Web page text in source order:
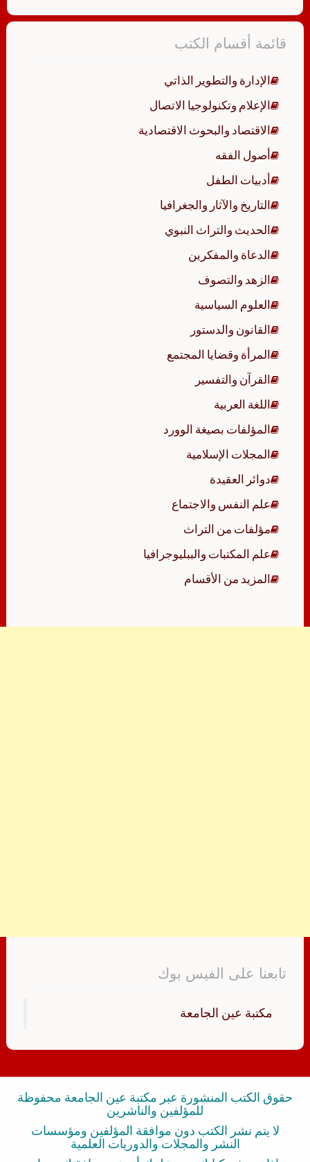
قائمة أقسام الكتب
الإدارة والتطوير الذاتي
الإعلام وتكنولوجيا الاتصال
الاقتصاد والبحوث الاقتصادية
أصول الفقه
أدبيات الطفل
التاريخ والآثار والجغرافيا
الحديث والتراث النبوي
الدعاة والمفكرين
الزهد والتصوف
العلوم السياسية
القانون والدستور
المرأة وقضايا المجتمع
القرآن والتفسير
اللغة العربية
المؤلفات بصيغة الوورد
المجلات الإسلامية
دوائر العقيدة
علم النفس والاجتماع
مؤلفات من التراث
علم المكتبات والببليوجرافيا
المزيد من الأقسام
تابعنا على الفيس بوك
‏مكتبة عين الجامعة‏
حقوق الكتب المنشورة عبر مكتبة عين الجامعة محفوظة
للمؤلفين والناشرين
لا يتم نشر الكتب دون موافقة المؤلفين ومؤسسات
النشر والمجلات والدوريات العلمية